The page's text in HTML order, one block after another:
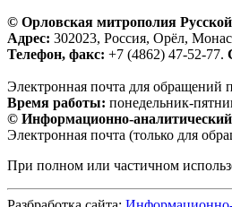
© Орловская митрополия
Адрес: 302023, Россия, Орёл,
Телефон, факс: +7 (4862) 47-52-77.
Электронная почта для обращений
Время работы: понедельник-
© Информационно-
Электронная почта (только для
При полном или частичном